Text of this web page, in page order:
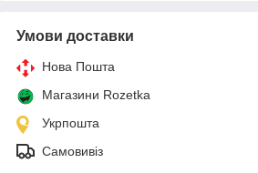
Умови доставки
Нова Пошта
Магазини Rozetka
Укрпошта
Самовивіз